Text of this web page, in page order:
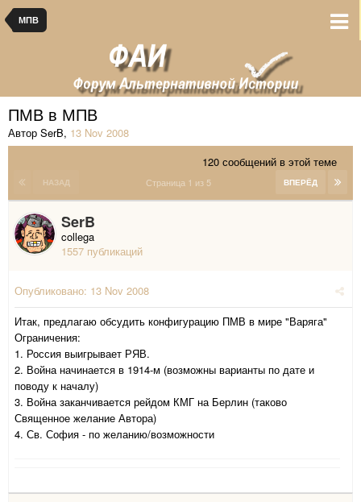
МПВ
ПМВ в МПВ
Автор SerB, 13 Nov 2008
120 сообщений в этой теме
НАЗАД ВПЕРЁД
Страница 1 из 5
SerB
collega
1557 публикаций
Опубликовано: 13 Nov 2008
Итак, предлагаю обсудить конфигурацию ПМВ в мире "Варяга"
Ограничения:
1. Россия выигрывает РЯВ.
2. Война начинается в 1914-м (возможны варианты по дате и
поводу к началу)
3. Война заканчивается рейдом КМГ на Берлин (таково
Священное желание Автора)
4. Св. София - по желанию/возможности